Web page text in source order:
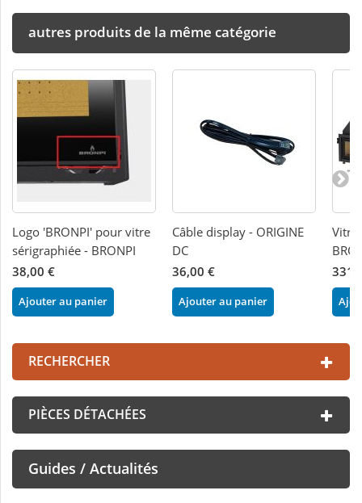
autres produits de la même catégorie
Logo 'BRONPI' pour vitre
sérigraphiée - BRONPI
38,00 €
Ajouter au panier
Câble display - ORIGINE
DC
36,00 €
Ajouter au panier
Vitre
RECHERCHER
PIÈCES DÉTACHÉES
Guides / Actualités